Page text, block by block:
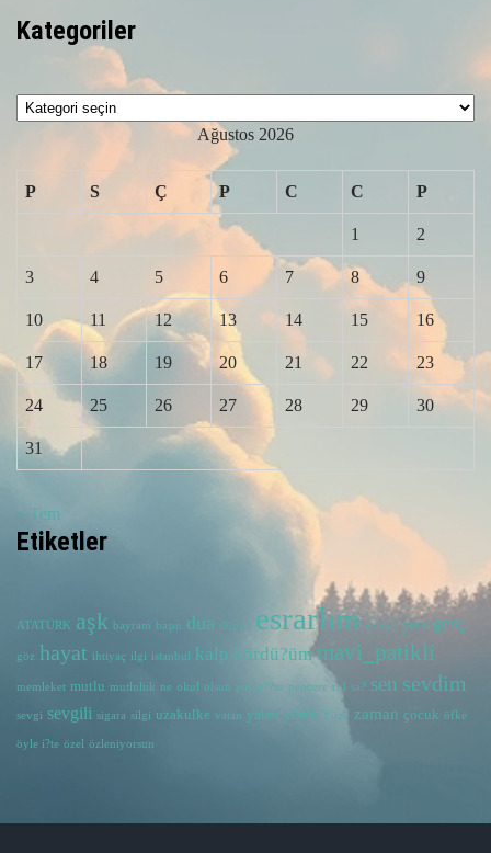
Kategoriler
Kategoriler
Ağustos 2026
P S Ç P C C P
1 2
3 4 5 6 7 8 9
10 11 12 13 14 15 16
17 18 19 20 21 22 23
24 25 26 27 28 29 30
31
« Tem
Etiketler
ATATÜRK aşk bayram başın dua dünya esrarlım evlilik gece genç
göz hayat ihtiyaç ilgi istanbul kalp kördü?üm mavi_patikli
memleket mutlu mutluluk ne okul olsun payla??m pencere rol sa? sen sevdim
sevgi sevgili sigara silgi uzakulke vatan yalan yürek Yüzü zaman çocuk öfke
öyle i?te özel özleniyorsun